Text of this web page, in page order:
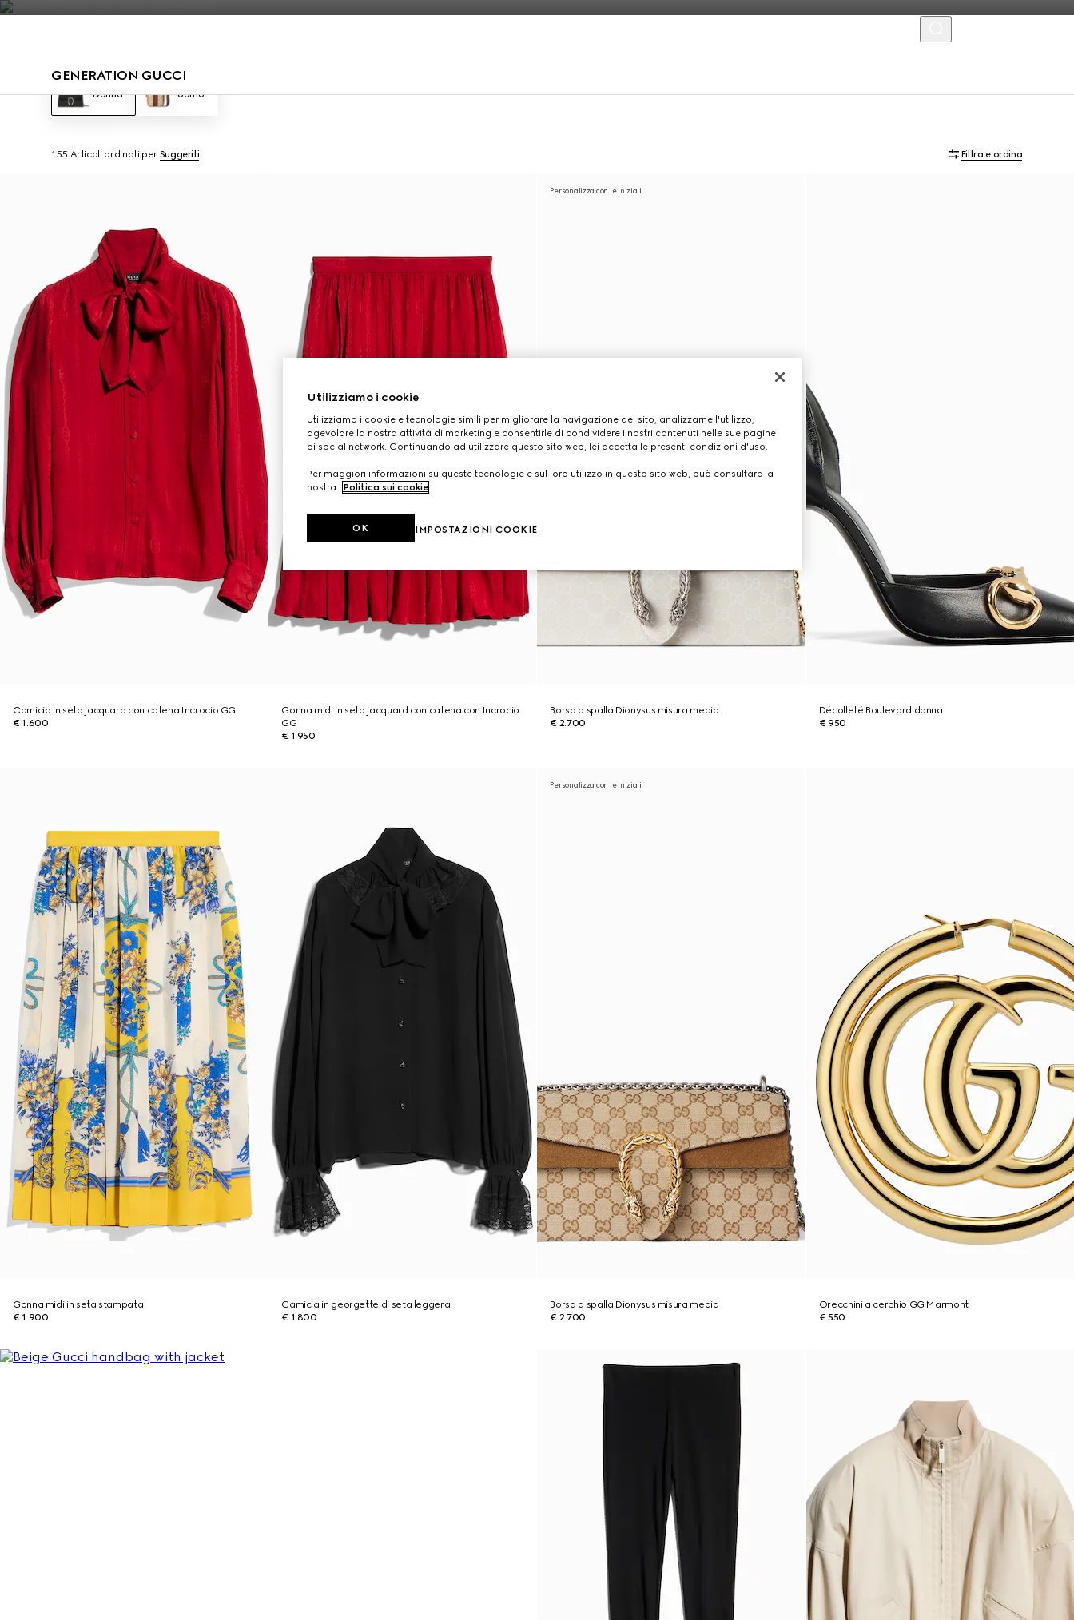
GENERATION GUCCI
Donna Uomo
155 Articoli ordinati per Suggeriti Filtra e ordina
Camicia in seta jacquard con catena Incrocio GG
€ 1.600
Gonna midi in seta jacquard con catena con Incrocio
GG
€ 1.950
Personalizza con le iniziali
Borsa a spalla Dionysus misura media
€ 2.700
Décolleté Boulevard donna
€ 950
Gonna midi in seta stampata
€ 1.900
Camicia in georgette di seta leggera
€ 1.800
Personalizza con le iniziali
Borsa a spalla Dionysus misura media
€ 2.700
Orecchini a cerchio GG Marmont
€ 550
Utilizziamo i cookie
Utilizziamo i cookie e tecnologie simili per migliorare la navigazione del sito, analizzarne l'utilizzo,
agevolare la nostra attività di marketing e consentirle di condividere i nostri contenuti nelle sue pagine
di social network. Continuando ad utilizzare questo sito web, lei accetta le presenti condizioni d'uso.
Per maggiori informazioni su queste tecnologie e sul loro utilizzo in questo sito web, può consultare la
nostra
Politica sui cookie.
IMPOSTAZIONI COOKIE
OK